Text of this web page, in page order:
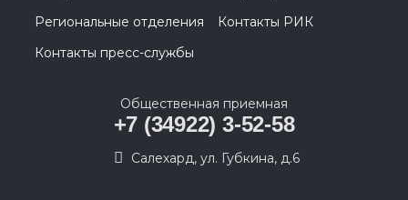
Региональные отделения
Контакты РИК
Контакты пресс-службы
Общественная приемная
+7 (34922) 3-52-58
Салехард, ул. Губкина, д.6